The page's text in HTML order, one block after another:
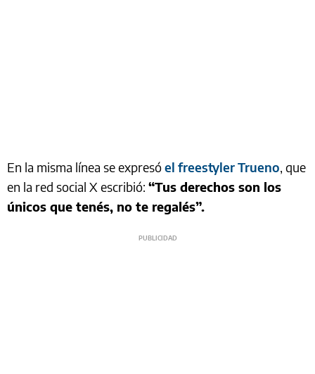
En la misma línea se expresóel freestyler Trueno, que
en la red social X escribió: “Tus derechos son los
únicos que tenés, no te regalés”.